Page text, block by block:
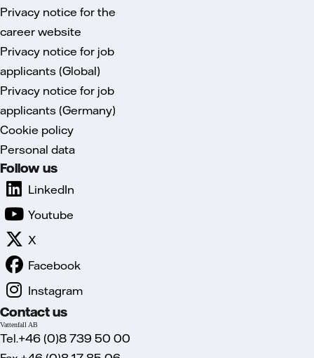
Privacy notice for the
career website
Privacy notice for job
applicants (Global)
Privacy notice for job
applicants (Germany)
Cookie policy
Personal data
Follow us
LinkedIn
Youtube
X
Facebook
Instagram
Contact us
Vattenfall AB
Tel.+46 (0)8 739 50 00